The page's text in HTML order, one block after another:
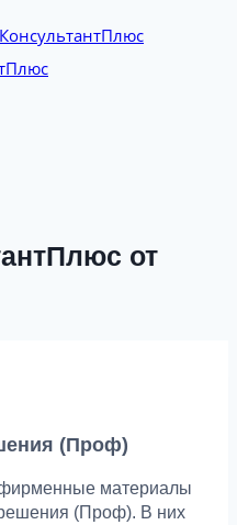
от
(Проф)
материалы
(Проф). В них